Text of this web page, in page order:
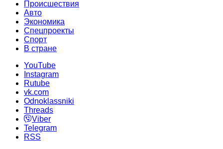
Происшествия
Авто
Экономика
Спецпроекты
Cпорт
В стране
YouTube
Instagram
Rutube
vk.com
Odnoklassniki
Threads
Viber
Telegram
RSS